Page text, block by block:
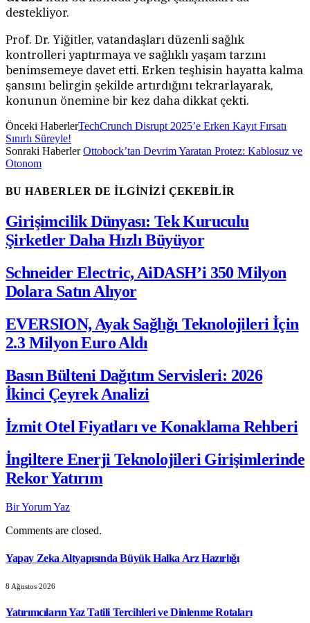
destekliyor.
Prof. Dr. Yiğitler, vatandaşları düzenli sağlık
kontrolleri yaptırmaya ve sağlıklı yaşam tarzını
benimsemeye davet etti. Erken teşhisin hayatta kalma
şansını belirgin şekilde artırdığını tekrarlayarak,
konunun önemine bir kez daha dikkat çekti.
Önceki HaberlerTechCrunch Disrupt 2025’e Erken Kayıt Fırsatı
Sınırlı Süreyle!
Sonraki HaberlerOttobock’tan Devrim Yaratan Protez: Kablosuz ve
Otonom
BU HABERLER DE İLGİNİZİ ÇEKEBİLİR
Girişimcilik Dünyası: Tek Kuruculu
Şirketler Daha Hızlı Büyüyor
Schneider Electric, AiDASH’i 350 Milyon
Dolara Satın Alıyor
EVERSION, Ayak Sağlığı Teknolojileri İçin
2.3 Milyon Euro Aldı
Basın Bülteni Dağıtım Servisleri: 2026
İkinci Çeyrek Analizi
İzmit Otel Fiyatları ve Konaklama Rehberi
İngiltere Enerji Teknolojileri Girişimlerinde
Rekor Yatırım
Bir Yorum Yaz
Comments are closed.
Yapay Zeka Altyapısında Büyük Halka Arz Hazırlığı
8 Ağustos 2026
Yatırımcıların Yaz Tatili Tercihleri ve Dinlenme Rotaları